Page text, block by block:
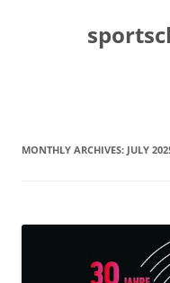
MONTHLY ARCHIVES: JULY